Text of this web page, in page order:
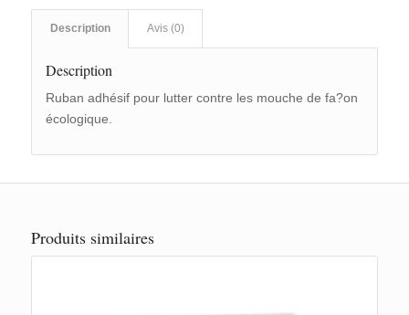
Description Avis (0)
Description
Ruban adhésif pour lutter contre les mouche de fa?on
écologique.
Produits similaires